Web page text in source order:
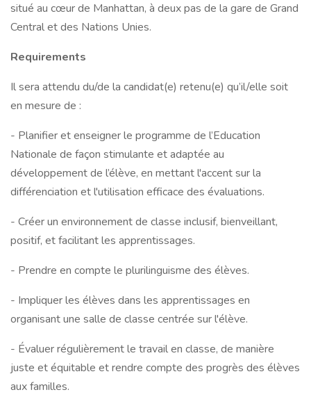
situé au cœur de Manhattan, à deux pas de la gare de Grand
Central et des Nations Unies.
Requirements
Il sera attendu du/de la candidat(e) retenu(e) qu’il/elle soit
en mesure de :
- Planifier et enseigner le programme de l’Education
Nationale de façon stimulante et adaptée au
développement de l’élève, en mettant l'accent sur la
différenciation et l'utilisation efficace des évaluations.
- Créer un environnement de classe inclusif, bienveillant,
positif, et facilitant les apprentissages.
- Prendre en compte le plurilinguisme des élèves.
- Impliquer les élèves dans les apprentissages en
organisant une salle de classe centrée sur l'élève.
- Évaluer régulièrement le travail en classe, de manière
juste et équitable et rendre compte des progrès des élèves
aux familles.